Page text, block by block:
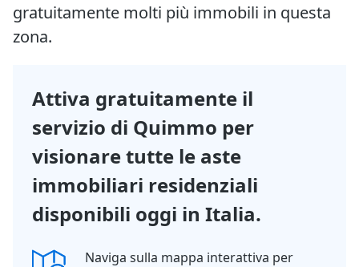
gratuitamente molti più immobili in questa
zona.
Attiva gratuitamente il
servizio di Quimmo per
visionare tutte le aste
immobiliari residenziali
disponibili oggi in Italia.
Naviga sulla mappa interattiva per